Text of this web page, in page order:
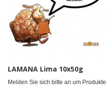
LAMANA Lima 10x50g
Melden Sie sich bitte an um Produkte